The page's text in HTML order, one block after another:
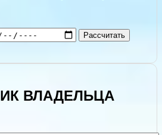
Рассчитать
ВЛАДЕЛЬЦА